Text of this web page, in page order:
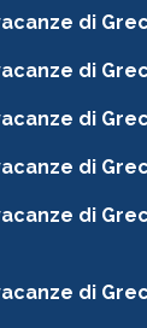
di
di
di
di
di
di